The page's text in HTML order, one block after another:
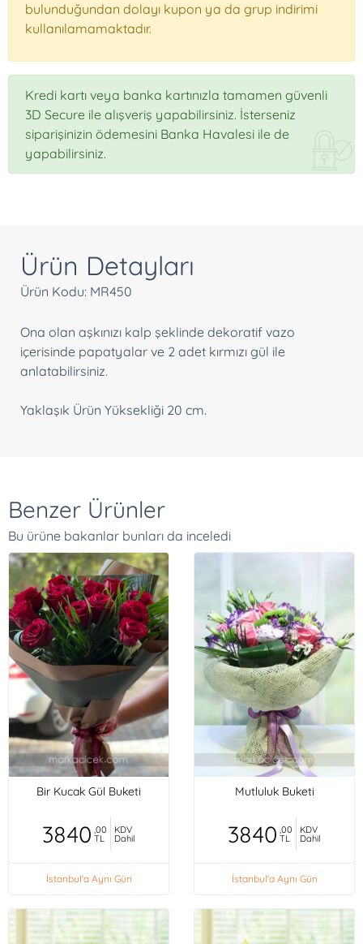
bulunduğundan dolayı kupon ya da grup indirimi
kullanılamamaktadır.
Kredi kartı veya banka kartınızla tamamen güvenli
3D Secure ile alışveriş yapabilirsiniz. İsterseniz
siparişinizin ödemesini Banka Havalesi ile de
yapabilirsiniz.
Ürün Detayları
Ürün Kodu: MR450
Ona olan aşkınızı kalp şeklinde dekoratif vazo
içerisinde papatyalar ve 2 adet kırmızı gül ile
anlatabilirsiniz.
Yaklaşık Ürün Yüksekliği 20 cm.
Benzer Ürünler
Bu ürüne bakanlar bunları da inceledi
Bir Kucak Gül Buketi
3840 ,00
TL
KDV
Dahil
İstanbul'a Aynı Gün
Mutluluk Buketi
3840 ,00
TL
KDV
Dahil
İstanbul'a Aynı Gün